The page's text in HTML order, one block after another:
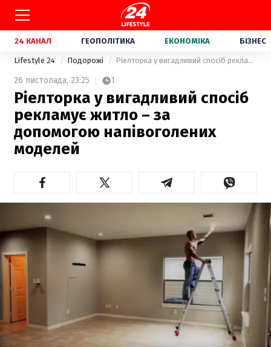
24 КАНАЛ ГЕОПОЛІТИКА ЕКОНОМІКА БІЗНЕС
Lifestyle 24 Подорожі Ріелторка у вигадливий спосіб рекламує житло – за допомогою напівоголених моделей
26 листопада, 23:25 1
Ріелторка у вигадливий спосіб
рекламує житло – за
допомогою напівоголених
моделей